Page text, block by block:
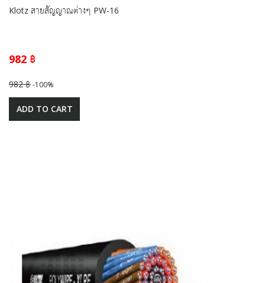
Klotz สายสัญญาณต่างๆ PW-16
982 ฿
982 ฿-100%
ADD TO CART